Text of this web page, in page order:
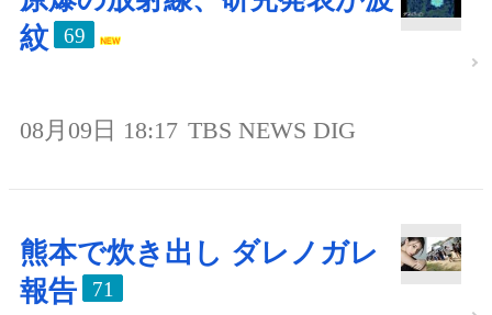
紋
69
08月09日 18:17 TBS NEWS DIG
熊本で炊き出し ダレノガレ
報告
71